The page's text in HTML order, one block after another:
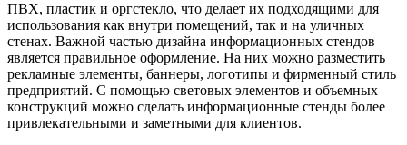
ПВХ, пластик и оргстекло, что делает их подходящими для
использования как внутри помещений, так и на уличных
стенах. Важной частью дизайна информационных стендов
является правильное оформление. На них можно разместить
рекламные элементы, баннеры, логотипы и фирменный стиль
предприятий. С помощью световых элементов и объемных
конструкций можно сделать информационные стенды более
привлекательными и заметными для клиентов.